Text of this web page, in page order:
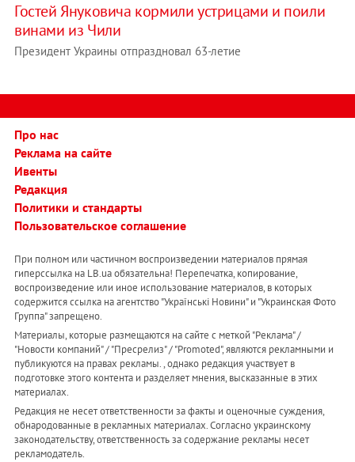
Гостей Януковича кормили устрицами и поили
винами из Чили
Президент Украины отпраздновал 63-летие
Про нас
Реклама на сайте
Ивенты
Редакция
Политики и стандарты
Пользовательское соглашение
При полном или частичном воспроизведении материалов прямая
гиперссылка на LB.ua обязательна! Перепечатка, копирование,
воспроизведение или иное использование материалов, в которых
содержится ссылка на агентство "Українськi Новини" и "Украинская Фото
Группа" запрещено.
Материалы, которые размещаются на сайте с меткой "Реклама" /
"Новости компаний" / "Пресрелиз" / "Promoted", являются рекламными и
публикуются на правах рекламы. , однако редакция участвует в
подготовке этого контента и разделяет мнения, высказанные в этих
материалах.
Редакция не несет ответственности за факты и оценочные суждения,
обнародованные в рекламных материалах. Согласно украинскому
законодательству, ответственность за содержание рекламы несет
рекламодатель.